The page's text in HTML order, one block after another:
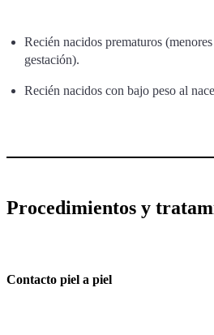
Recién nacidos prematuros
gestación).
Recién nacidos con bajo peso al
Procedimientos y
Contacto piel a piel